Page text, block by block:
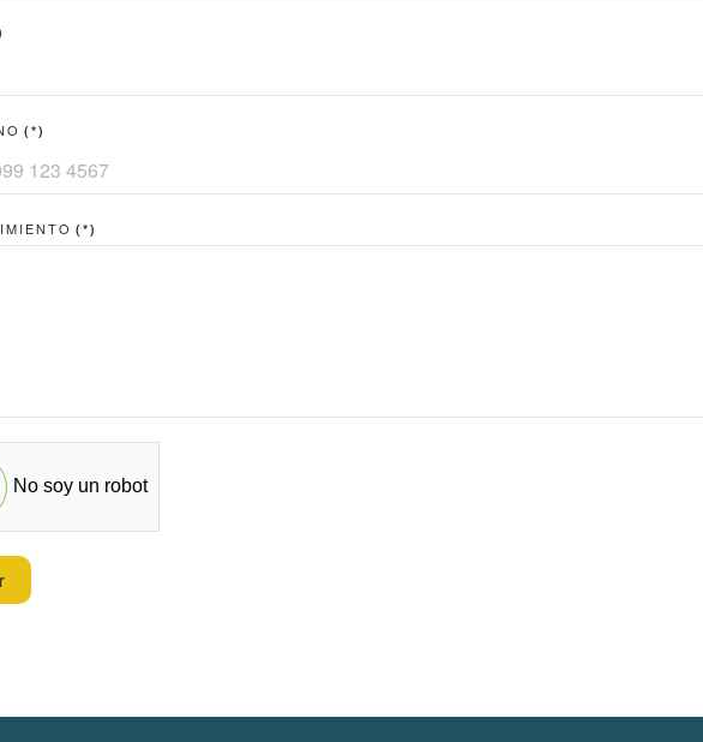
(*)
(*)
No soy un robot